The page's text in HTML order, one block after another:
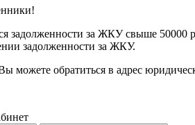
задолженности за ЖКУ свыше 50000
задолженности за ЖКУ.
можете обратиться в адрес